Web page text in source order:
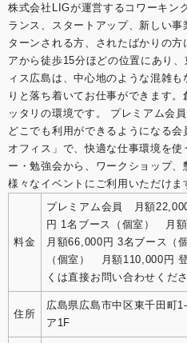
株式会社LIGが運営するコワーキン
ランス、スタートアップ、新しい
ターンされる方、されたばかりの
アから徒歩15分ほどの位置にあり
ィス広島は、中心地のような混雑
りと落ち着いてお仕事ができます
ッタリの環境です。 プレミアム会
どこでも利用ができるようになる
オフィス」で、快適な仕事環境を
ー・勉強会から、ワークショップ
様々なイベントにご利用いただけま
料金
プレミアム会員 月額
円 1名ブース（個室） 月
月額66,000円 3名ブース
（個室） 月額110,000円
くは直接お問い合わせくださ
住所
広島県広島市中区東千田町
ア1F